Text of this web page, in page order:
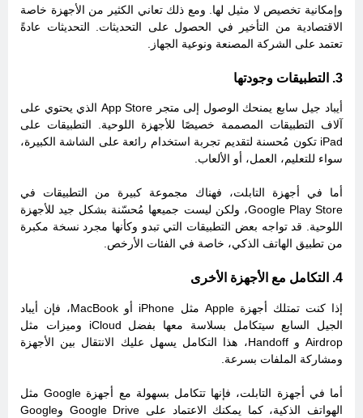
وإمكانية تخصيص لا مثيل لها. ومع ذلك تعاني الكثير من الأجهزة خاصة
الاقتصادية من التأخير في الحصول على التحديثات. التحديثات عادةً
تعتمد على الشركة المصنعة ونوعية الجهاز.
3. التطبيقات وجودتها
أيباد جيل سابع يمنحك الوصول إلى متجر App Store الذي يحتوي على
آلاف التطبيقات المصممة خصيصًا للأجهزة اللوحية. التطبيقات على
iPad تكون مُحسنة لتقديم تجربة استخدام رائعة على الشاشة الكبيرة،
سواء للتعليم، العمل، أو الألعاب.
أما في أجهزة التابلت، فهناك مجموعة كبيرة من التطبيقات في
Google Play Store،
ولكن ليست جميعها مُحسّنة بشكل جيد للأجهزة
اللوحية. قد تواجه بعض التطبيقات التي تبدو وكأنها مجرد نسخة مكبرة
من تطبيق الهاتف الذكي، خاصة في الفئات الأرخص.
4. التكامل مع الأجهزة الأخرى
إذا كنت تمتلك أجهزة Apple مثل iPhone أو MacBook، فإن أيباد
الجيل السابع سيتكامل بسلاسة معها بفضل iCloud وميزات مثل
Airdrop و Handoff، هذا التكامل يسهل عليك الانتقال بين الأجهزة
ومشاركة الملفات بسرعة.
أما في أجهزة التابلت، فإنها تتكامل بسهولة مع أجهزة Google مثل
الهواتف الذكية، كما يمكنك الاعتماد على Google Drive وGoogle